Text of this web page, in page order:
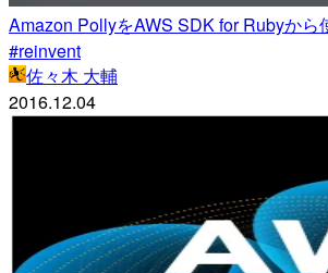
Amazon PollyをAWS SDK for Rubyから
#reinvent
佐々木 大輔
2016.12.04